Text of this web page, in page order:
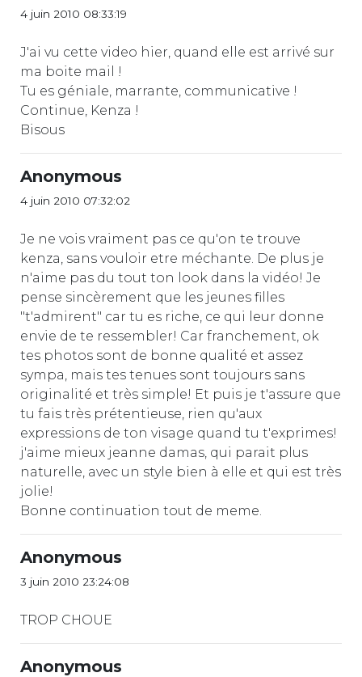
4 juin 2010 08:33:19
J'ai vu cette video hier, quand elle est arrivé sur
ma boite mail !
Tu es géniale, marrante, communicative !
Continue, Kenza !
Bisous
Anonymous
4 juin 2010 07:32:02
Je ne vois vraiment pas ce qu'on te trouve
kenza, sans vouloir etre méchante. De plus je
n'aime pas du tout ton look dans la vidéo! Je
pense sincèrement que les jeunes filles
"t'admirent" car tu es riche, ce qui leur donne
envie de te ressembler! Car franchement, ok
tes photos sont de bonne qualité et assez
sympa, mais tes tenues sont toujours sans
originalité et très simple! Et puis je t'assure que
tu fais très prétentieuse, rien qu'aux
expressions de ton visage quand tu t'exprimes!
j'aime mieux jeanne damas, qui parait plus
naturelle, avec un style bien à elle et qui est très
jolie!
Bonne continuation tout de meme.
Anonymous
3 juin 2010 23:24:08
TROP CHOUE
Anonymous